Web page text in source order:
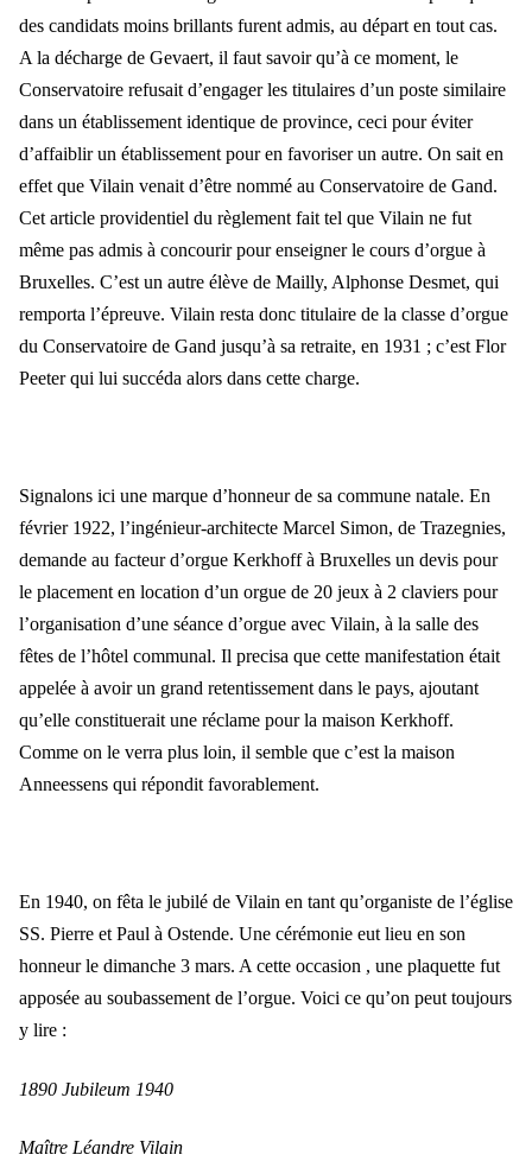
des candidats moins brillants furent admis, au départ en tout cas.
A la décharge de Gevaert, il faut savoir qu’à ce moment, le
Conservatoire refusait d’engager les titulaires d’un poste similaire
dans un établissement identique de province, ceci pour éviter
d’affaiblir un établissement pour en favoriser un autre. On sait en
effet que Vilain venait d’être nommé au Conservatoire de Gand.
Cet article providentiel du règlement fait tel que Vilain ne fut
même pas admis à concourir pour enseigner le cours d’orgue à
Bruxelles. C’est un autre élève de Mailly, Alphonse Desmet, qui
remporta l’épreuve. Vilain resta donc titulaire de la classe d’orgue
du Conservatoire de Gand jusqu’à sa retraite, en 1931 ; c’est Flor
Peeter qui lui succéda alors dans cette charge.
Signalons ici une marque d’honneur de sa commune natale. En
février 1922, l’ingénieur-architecte Marcel Simon, de Trazegnies,
demande au facteur d’orgue Kerkhoff à Bruxelles un devis pour
le placement en location d’un orgue de 20 jeux à 2 claviers pour
l’organisation d’une séance d’orgue avec Vilain, à la salle des
fêtes de l’hôtel communal. Il precisa que cette manifestation était
appelée à avoir un grand retentissement dans le pays, ajoutant
qu’elle constituerait une réclame pour la maison Kerkhoff.
Comme on le verra plus loin, il semble que c’est la maison
Anneessens qui répondit favorablement.
En 1940, on fêta le jubilé de Vilain en tant qu’organiste de l’église
SS. Pierre et Paul à Ostende. Une cérémonie eut lieu en son
honneur le dimanche 3 mars. A cette occasion , une plaquette fut
apposée au soubassement de l’orgue. Voici ce qu’on peut toujours
y lire :
1890 Jubileum 1940
Maître Léandre Vilain